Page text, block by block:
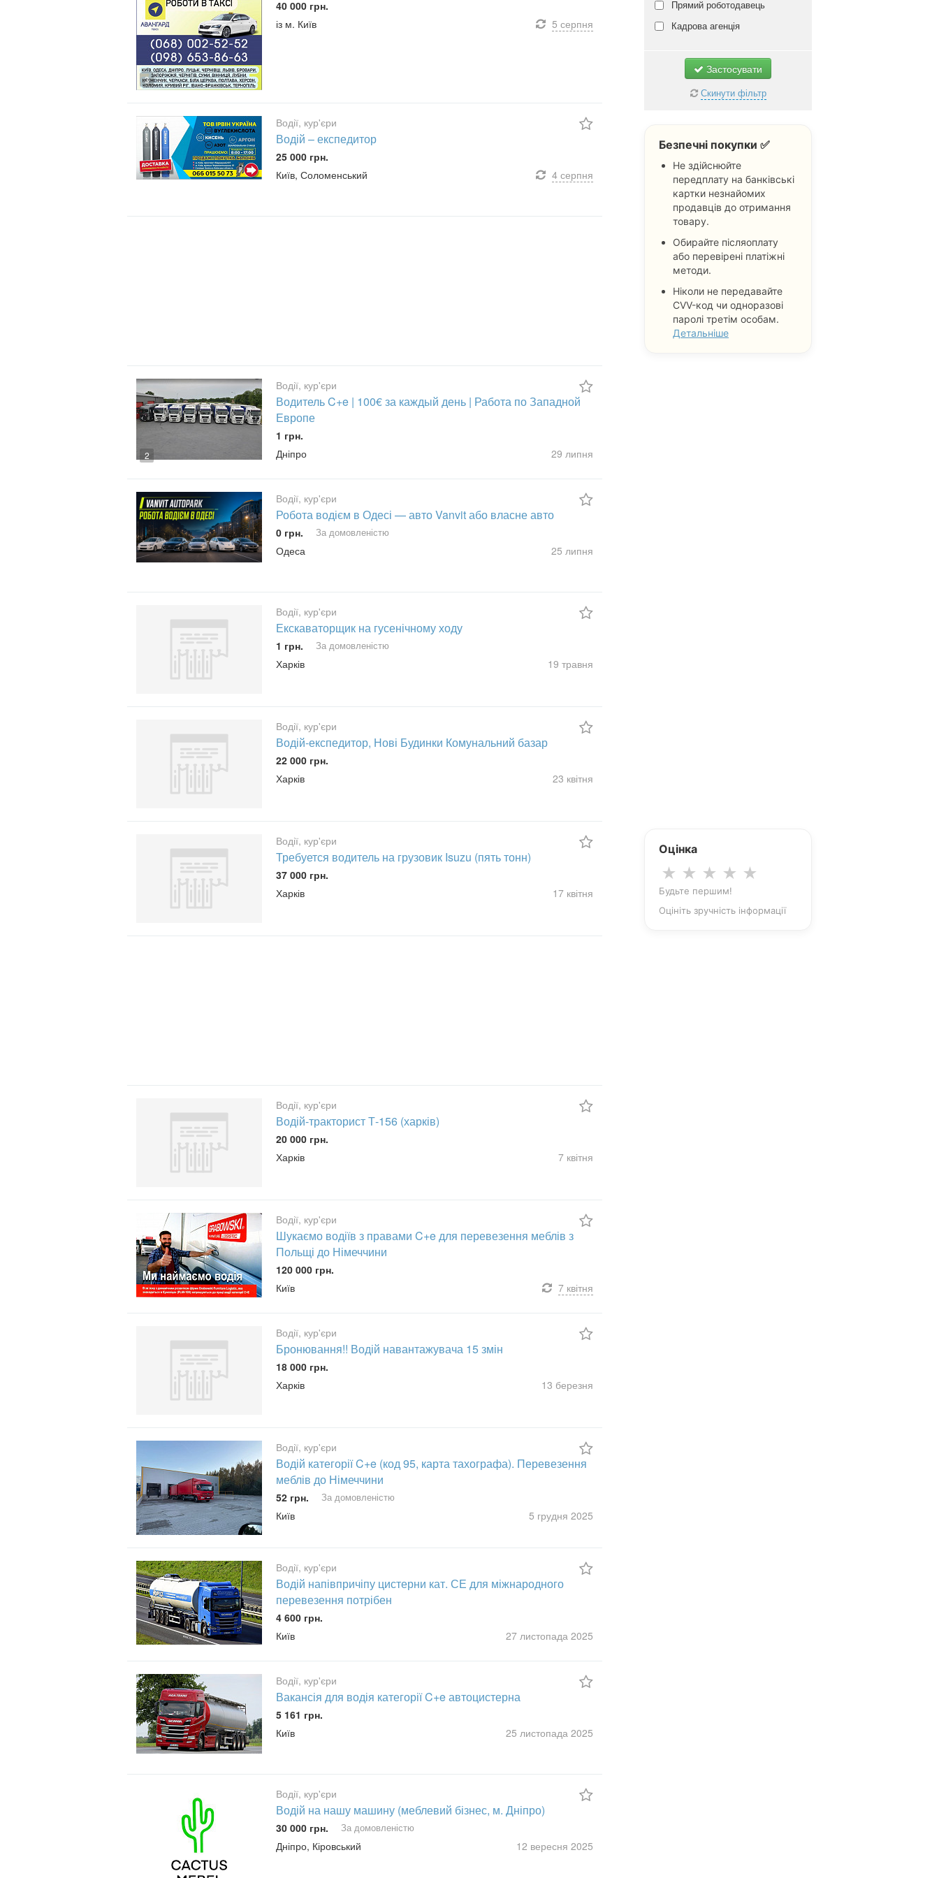
3
40 000 грн.
із м. Київ
5 серпня
Водії, кур'єри
Водій – експедитор
25 000 грн.
Київ, Соломенський
4 серпня
2
Водії, кур'єри
Водитель C+e | 100€ за каждый день | Работа по Западной
Европе
1 грн.
Дніпро
29 липня
Водії, кур'єри
Робота водієм в Одесі — авто Vanvit або власне авто
0 грн. За домовленістю
Одеса 25 липня
Водії, кур'єри
Екскаваторщик на гусенічному ходу
1 грн. За домовленістю
Харків 19 травня
Водії, кур'єри
Водій-експедитор, Нові Будинки Комунальний базар
22 000 грн.
Харків
23 квітня
Водії, кур'єри
Требуется водитель на грузовик Isuzu (пять тонн)
37 000 грн.
Харків
17 квітня
Водії, кур'єри
Водій-тракторист Т-156 (харків)
20 000 грн.
Харків
7 квітня
Водії, кур'єри
Шукаємо водіїв з правами C+e для перевезення меблів з
Польщі до Німеччини
120 000 грн.
Київ
7 квітня
Водії, кур'єри
Бронювання!! Водій навантажувача 15 змін
18 000 грн.
Харків
13 березня
Водії, кур'єри
Водій категорії C+e (код 95, карта тахографа). Перевезення
меблів до Німеччини
52 грн. За домовленістю
Київ 5 грудня 2025
Водії, кур'єри
Водій напівпричіпу цистерни кат. СЕ для міжнародного
перевезення потрібен
4 600 грн.
Київ
27 листопада 2025
Водії, кур'єри
Вакансія для водія категорії C+e автоцистерна
5 161 грн.
Київ
25 листопада 2025
Водії, кур'єри
Водій на нашу машину (меблевий бізнес, м. Дніпро)
30 000 грн. За домовленістю
Дніпро, Кіровський 12 вересня 2025
Не важливо
незакінчена вища
вища
професор
Не важливо
чоловіча
жіноча
Прямий роботодавець
Кадрова агенція
Застосувати
Скинути фільтр
Безпечні покупки ✅
Не здійснюйте
передплату на банківські
картки незнайомих
продавців до отримання
товару.
Обирайте післяоплату
або перевірені платіжні
методи.
Ніколи не передавайте
CVV-код чи одноразові
паролі третім особам.
Детальніше
Оцінка
★ ★ ★ ★ ★
Будьте першим!
Оцініть зручність інформації